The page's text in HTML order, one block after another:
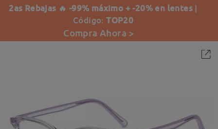
2as Rebajas 🔥 -99% máximo + -20% en lentes |
Código:TOP20
Compra Ahora >